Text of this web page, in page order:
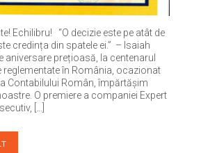
Echilibru! “O decizie este pe atât de
credința din spatele ei.” – Isaiah
aniversare prețioasă, la centenarul
în România, ocazionat
Contabilului Român, împărtășim
O premiere a companiei Expert
[…]